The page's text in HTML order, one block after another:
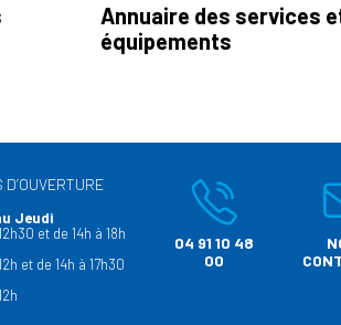
Annuaire des services
équipements
D’OUVERTURE
Jeudi
et de 14h à 18h
et de 14h à 17h30
04 91 10 48
00